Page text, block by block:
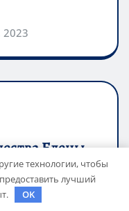
2023
Елены
факты
технологии, чтобы
лучший
OK